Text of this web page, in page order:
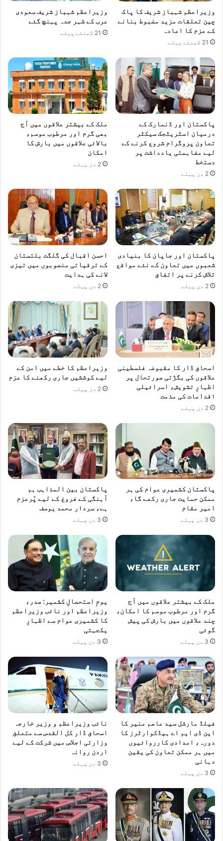
وزیراعظم شہباز شریف کا پاک
چین تعلقات مزید مضبوط بنانے
کے عزم کا اعادہ
21 گھنٹے پہلے
وزیراعظم شہباز شریف سعودی
عرب کے شہر جدہ پہنچ گئے
21 گھنٹے پہلے
پاکستان اور ڈنمارک کے
درمیان اسٹریٹجک سیکٹر
تعاون پروگرام شروع کرنے کے
لیے مفاہمتی یادداشت پر
دستخط
2 دن پہلے
ملک کے بیشتر علاقوں میں آج
بھی گرم اور مرطوب موسم،
بالائی علاقوں میں بارش کا
امکان
2 دن پہلے
پاکستان اور جاپان کا بنیادی
شعبوں میں تعاون کے نئے مواقع
تلاش کرنے پر اتفاق
2 دن پہلے
احسن اقبال کی گلگت بلتستان
کے ترقیاتی منصوبوں میں تیزی
لانے کی ہدایت
2 دن پہلے
اسحاق ڈار کا مقبوضہ فلسطینی
علاقوں کی بگڑتی صورتحال پر
اظہارِ تشویش، اسرائیلی
اقدامات کی مذمت
2 دن پہلے
وزیراعظم کا خطے میں امن کے
لیے کوششیں جاری رکھنے کا عزم
2 دن پہلے
پاکستان کشمیری عوام کی ہر
ممکن حمایت جاری رکھے گا،
امیر مقام
3 دن پہلے
پاکستان بین المذاہب ہم
آہنگی کے فروغ کے لیے پُرعزم
ہے، سردار محمد یوسف
3 دن پہلے
ملک کے بیشتر علاقوں میں آج
گرم اور مرطوب موسم کا امکان،
چند علاقوں میں بارش کی پیش
گوئی
3 دن پہلے
یومِ استحصالِ کشمیر: صدر،
وزیراعظم اور نائب وزیراعظم
کا کشمیری عوام سے اظہارِ
یکجہتی
3 دن پہلے
فیلڈ مارشل سید عاصم منیر کا
این ڈی ایم اے ہیڈکوارٹرز کا
دورہ، امدادی کارروائیوں
میں ہر ممکن تعاون کی یقین
دہانی
3 دن پہلے
نائب وزیراعظم و وزیر خارجہ
اسحاق ڈار کل القدس سے متعلق
وزارتی اجلاس میں شرکت کے لیے
اردن روانہ
3 دن پہلے